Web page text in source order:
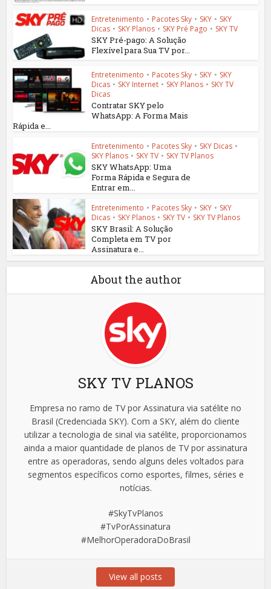
Entretenimento • Pacotes Sky • SKY • SKY
Dicas • SKY Planos • SKY Pré Pago • SKY TV
SKY Pré-pago: A Solução
Flexível para Sua TV por...
Entretenimento • Pacotes Sky • SKY • SKY
Dicas • SKY Internet • SKY Planos • SKY TV
Dicas
Contratar SKY pelo
WhatsApp: A Forma Mais
Rápida e...
Entretenimento • Pacotes Sky • SKY Dicas •
SKY Planos • SKY TV • SKY TV Planos
SKY WhatsApp: Uma
Forma Rápida e Segura de
Entrar em...
Entretenimento • Pacotes Sky • SKY • SKY
Dicas • SKY Planos • SKY TV • SKY TV Planos
SKY Brasil: A Solução
Completa em TV por
Assinatura e...
About the author
SKY TV PLANOS
Empresa no ramo de TV por Assinatura via satélite no
Brasil (Credenciada SKY). Com a SKY, além do cliente
utilizar a tecnologia de sinal via satélite, proporcionamos
ainda a maior quantidade de planos de TV por assinatura
entre as operadoras, sendo alguns deles voltados para
segmentos específicos como esportes, filmes, séries e
notícias.
#SkyTvPlanos
#TvPorAssinatura
#MelhorOperadoraDoBrasil
View all posts